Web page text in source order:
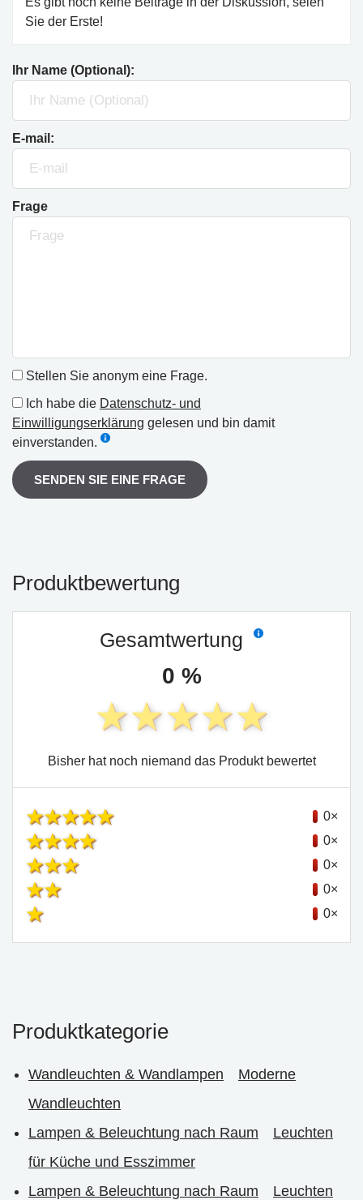
Sie der Erste!
Ihr Name (Optional):
E-mail:
Frage
Stellen Sie anonym eine Frage.
Ich habe die Datenschutz- und
Einwilligungserklärung gelesen und bin damit
einverstanden.
SENDEN SIE EINE FRAGE
Produktbewertung
Gesamtwertung
0 %
Bisher hat noch niemand das Produkt bewertet
0×
0×
0×
0×
0×
Produktkategorie
Wandleuchten & Wandlampen
Moderne
Wandleuchten
Lampen & Beleuchtung nach Raum
Leuchten
für Küche und Esszimmer
Lampen & Beleuchtung nach Raum
Leuchten